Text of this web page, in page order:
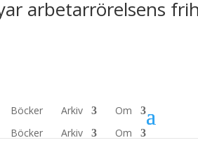
arbetarrörelsens
Böcker Arkiv
Om
Böcker Arkiv Om